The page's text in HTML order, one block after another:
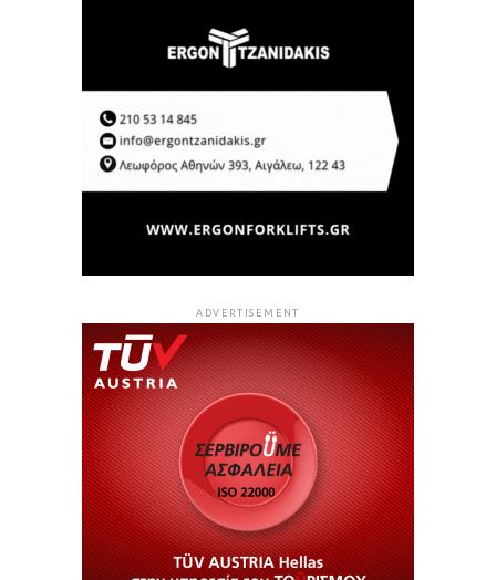
ADVERTISEMENT